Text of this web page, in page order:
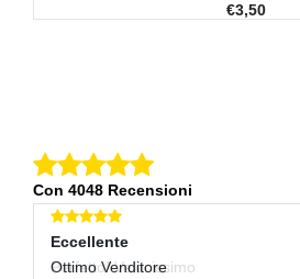
€3,50
Con 4048 Recensioni
Eccellente
Perfetto! Velocissimo
Eccellente
Ottimo Venditore